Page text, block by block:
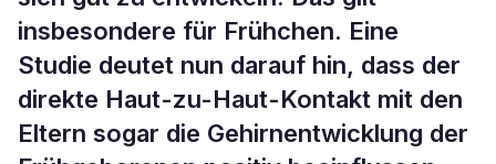
nach Haut-zu-Haut-Kontakt
insbesondere für Frühchen. Eine
Studie deutet nun darauf hin, dass der
direkte Haut-zu-Haut-Kontakt mit den
Eltern sogar die Gehirnentwicklung der